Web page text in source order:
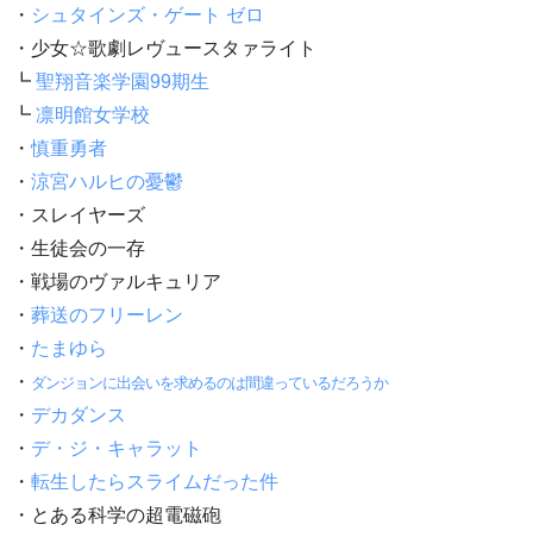
・ シュタインズ・ゲート ゼロ
・少女☆歌劇レヴュースタァライト
┗ 聖翔音楽学園99期生
┗ 凛明館女学校
・慎重勇者
・ 涼宮ハルヒの憂鬱
・スレイヤーズ
・生徒会の一存
・戦場のヴァルキュリア
・ 葬送のフリーレン
・ たまゆら
・ ダンジョンに出会いを求めるのは間違っているだろうか
・ デカダンス
・ デ・ジ・キャラット
・ 転生したらスライムだった件
・とある科学の超電磁砲